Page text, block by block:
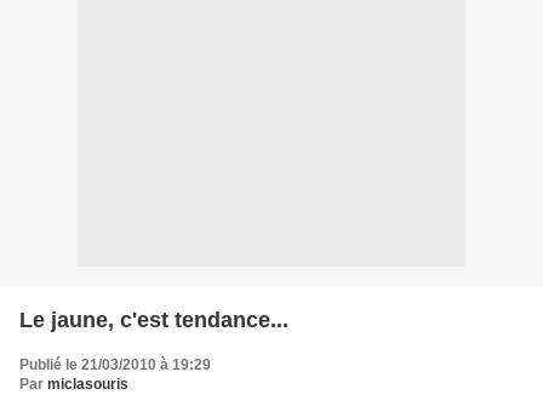
Le jaune, c'est tendance...
Publié le 21/03/2010 à 19:29
Par miclasouris